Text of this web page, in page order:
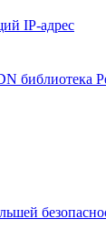
IP-адрес
библиотека